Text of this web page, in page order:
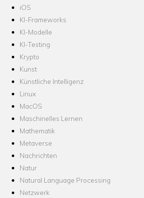
iOS
KI-Frameworks
KI-Modelle
KI-Testing
Krypto
Kunst
Künstliche Intelligenz
Linux
MacOS
Maschinelles Lernen
Mathematik
Metaverse
Nachrichten
Natur
Natural Language Processing
Netzwerk